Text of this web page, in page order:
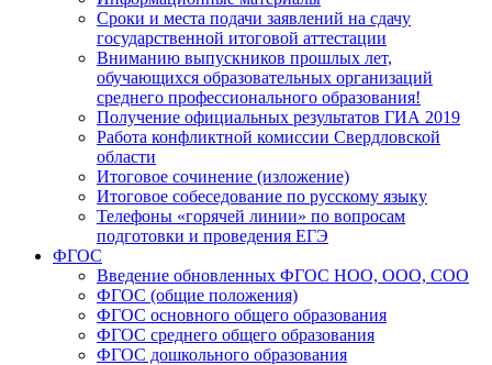
Сроки и места подачи заявлений на сдачу
государственной итоговой аттестации
Вниманию выпускников прошлых лет,
обучающихся образовательных организаций
среднего профессионального образования!
Получение официальных результатов ГИА 2019
Работа конфликтной комиссии Свердловской
области
Итоговое сочинение (изложение)
Итоговое собеседование по русскому языку
Телефоны «горячей линии» по вопросам
подготовки и проведения ЕГЭ
ФГОС
Введение обновленных ФГОС НОО, ООО, СОО
ФГОС (общие положения)
ФГОС основного общего образования
ФГОС среднего общего образования
ФГОС дошкольного образования